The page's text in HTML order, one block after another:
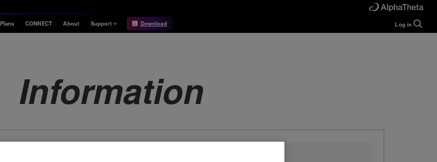
Plans CONNECT About Support
Hardware Unlock
Hardware Diagrams
Requirements
Download Log in
Information